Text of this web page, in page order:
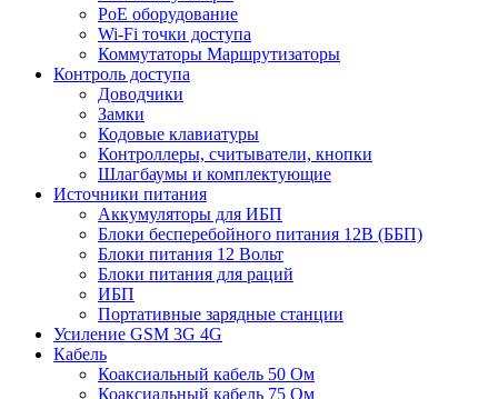
PoE оборудование
Wi-Fi точки доступа
Коммутаторы Маршрутизаторы
Контроль доступа
Доводчики
Замки
Кодовые клавиатуры
Контроллеры, считыватели, кнопки
Шлагбаумы и комплектующие
Источники питания
Аккумуляторы для ИБП
Блоки бесперебойного питания 12В (ББП)
Блоки питания 12 Вольт
Блоки питания для раций
ИБП
Портативные зарядные станции
Усиление GSM 3G 4G
Кабель
Коаксиальный кабель 50 Ом
Коаксиальный кабель 75 Ом